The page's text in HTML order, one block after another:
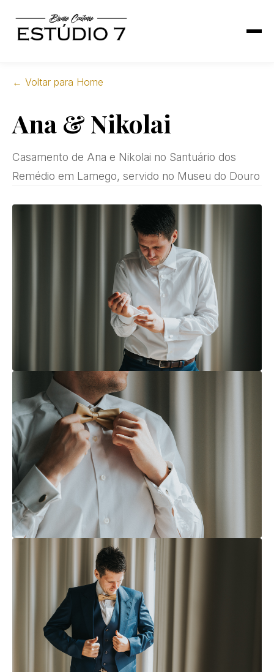
← Voltar para Home
Ana & Nikolai
Casamento de Ana e Nikolai no Santuário dos
Remédio em Lamego, servido no Museu do Douro